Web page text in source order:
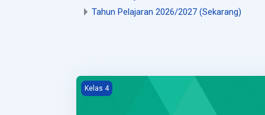
Tahun Pelajaran 2026/2027 (Sekarang)
Gambar kursus Pendidikan Agama Islam Kelas 4
Kelas 4